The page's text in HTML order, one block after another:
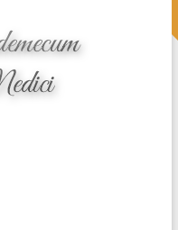
Blog